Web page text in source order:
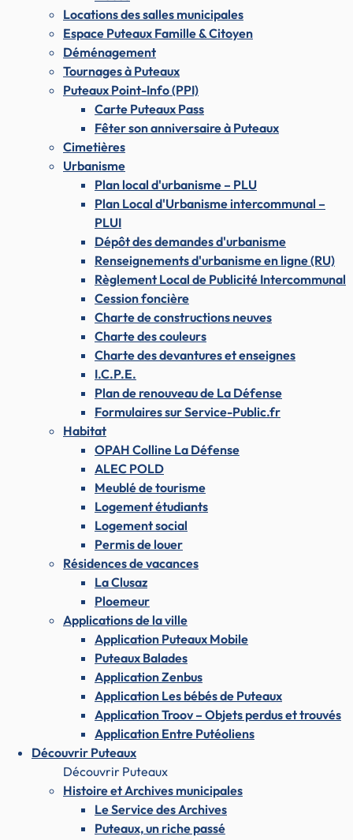
Locations des salles municipales
Espace Puteaux Famille & Citoyen
Déménagement
Tournages à Puteaux
Puteaux Point-Info (PPI)
Carte Puteaux Pass
Fêter son anniversaire à Puteaux
Cimetières
Urbanisme
Plan local d'urbanisme – PLU
Plan Local d'Urbanisme intercommunal –
PLUI
Dépôt des demandes d'urbanisme
Renseignements d'urbanisme en ligne (RU)
Règlement Local de Publicité Intercommunal
Cession foncière
Charte de constructions neuves
Charte des couleurs
Charte des devantures et enseignes
I.C.P.E.
Plan de renouveau de La Défense
Formulaires sur Service-Public.fr
Habitat
OPAH Colline La Défense
ALEC POLD
Meublé de tourisme
Logement étudiants
Logement social
Permis de louer
Résidences de vacances
La Clusaz
Ploemeur
Applications de la ville
Application Puteaux Mobile
Puteaux Balades
Application Zenbus
Application Les bébés de Puteaux
Application Troov – Objets perdus et trouvés
Application Entre Putéoliens
Découvrir Puteaux
Découvrir Puteaux
Histoire et Archives municipales
Le Service des Archives
Puteaux, un riche passé